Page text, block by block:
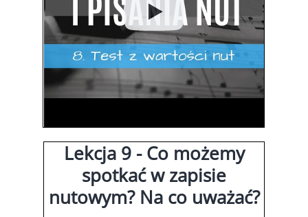
Lekcja 9 - Co możemy
spotkać w zapisie
nutowym? Na co uważać?